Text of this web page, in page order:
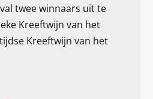
twee winnaars uit te
Kreeftwijn van het
Kreeftwijn van het